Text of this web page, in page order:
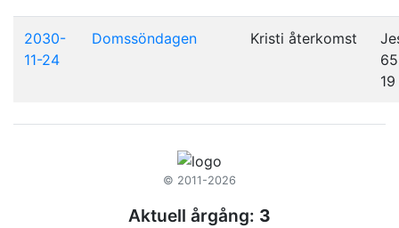
2030-
11-24
Domssöndagen Kristi återkomst
19
© 2011-2026
Aktuell årgång: 3